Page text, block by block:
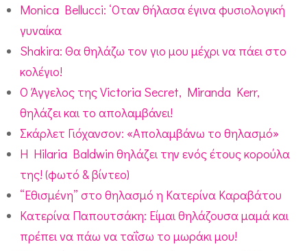
Monica Bellucci: ‘Οταν θήλασα έγινα φυσιολογική
γυναίκα
Shakira: Θα θηλάζω τον γιο μου μέχρι να πάει στο
κολέγιο!
Ο Άγγελος της Victoria Secret, Miranda Kerr,
θηλάζει και το απολαμβάνει!
Σκάρλετ Γιόχανσον: «Απολαμβάνω το θηλασμό»
H Hilaria Baldwin θηλάζει την ενός έτους κορούλα
της! (φωτό & βίντεο)
“Εθισμένη” στο θηλασμό η Κατερίνα Καραβάτου
Κατερίνα Παπουτσάκη: Είμαι θηλάζουσα μαμά και
πρέπει να πάω να ταΐσω το μωράκι μου!